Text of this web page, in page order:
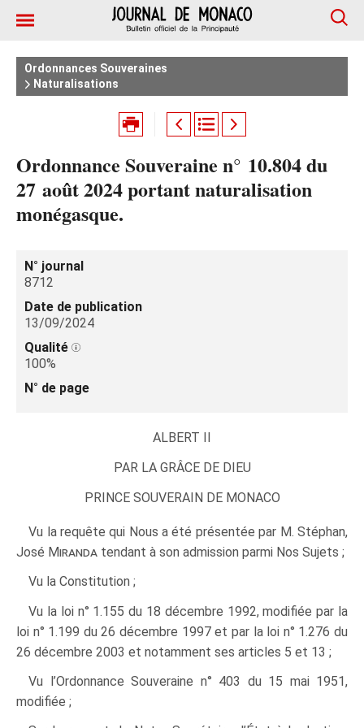
Ordonnances Souveraines
Naturalisations
Ordonnance Souveraine n° 10.804 du
27 août 2024 portant naturalisation
monégasque.
N° journal
8712
Date de publication
13/09/2024
Qualité
100%
N° de page
ALBERT II
PAR LA GRÂCE DE DIEU
PRINCE SOUVERAIN DE MONACO
Vu la requête qui Nous a été présentée par M. Stéphan,
José Miranda tendant à son admission parmi Nos Sujets ;
Vu la Constitution ;
Vu la loi n° 1.155 du 18 décembre 1992, modifiée par la
loi n° 1.199 du 26 décembre 1997 et par la loi n° 1.276 du
26 décembre 2003 et notamment ses articles 5 et 13 ;
Vu l’Ordonnance Souveraine n° 403 du 15 mai 1951,
modifiée ;